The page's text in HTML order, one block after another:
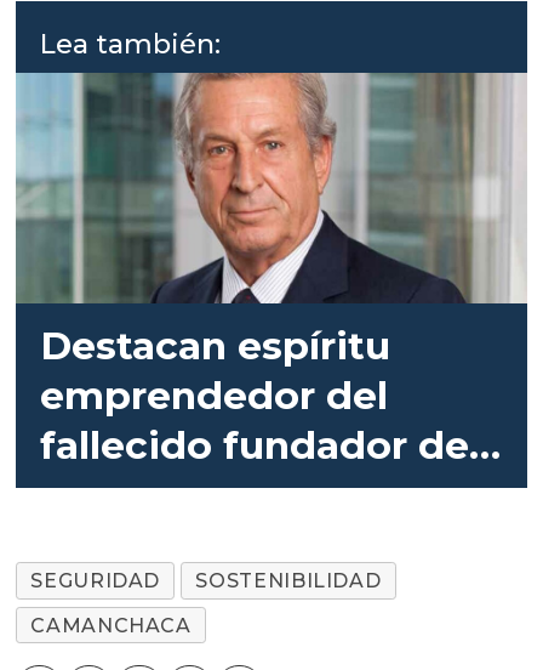
Lea también:
Destacan espíritu
emprendedor del
fallecido fundador de
Camanchaca
SEGURIDAD
SOSTENIBILIDAD
CAMANCHACA